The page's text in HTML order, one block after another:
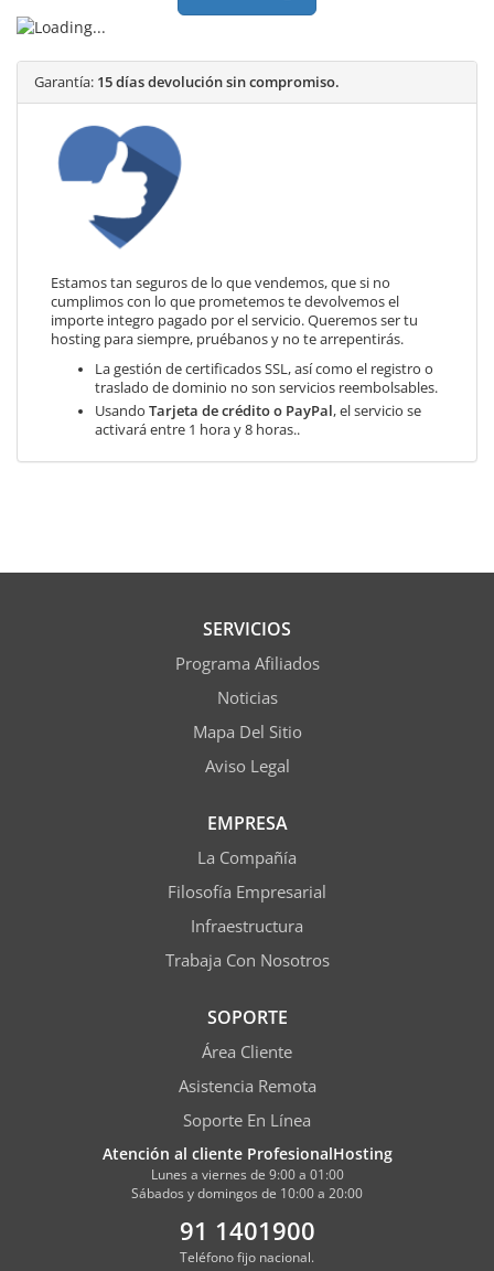
Garantía: 15 días devolución sin compromiso.
Estamos tan seguros de lo que vendemos, que si no
cumplimos con lo que prometemos te devolvemos el
importe integro pagado por el servicio. Queremos ser tu
hosting para siempre, pruébanos y no te arrepentirás.
La gestión de certificados SSL, así como el registro o
traslado de dominio no son servicios reembolsables.
Usando Tarjeta de crédito o PayPal, el servicio se
activará entre 1 hora y 8 horas..
SERVICIOS
Programa Afiliados
Noticias
Mapa Del Sitio
Aviso Legal
EMPRESA
La Compañía
Filosofía Empresarial
Infraestructura
Trabaja Con Nosotros
SOPORTE
Área Cliente
Asistencia Remota
Soporte En Línea
Atención al cliente ProfesionalHosting
Lunes a viernes de 9:00 a 01:00
Sábados y domingos de 10:00 a 20:00
91 1401900
Teléfono fijo nacional.